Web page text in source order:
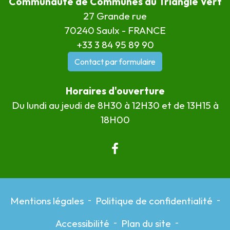
27 Grande rue
70240 Saulx - FRANCE
+33 3 84 95 89 90
Contact par formulaire
Horaires d'ouverture
Du lundi au jeudi de 8H30 à 12H30 et de 13H15 à
18H00
Mentions légales - Politique de confidentialité -
Accessibilité - Plan du site -